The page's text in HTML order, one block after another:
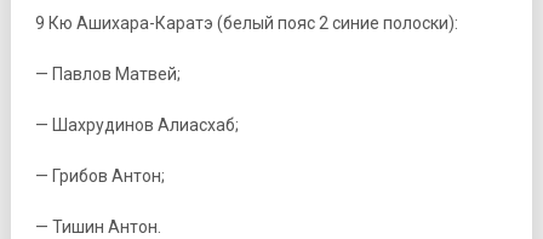
9 Кю Ашихара-Каратэ (белый пояс 2 синие полоски):
— Павлов Матвей;
— Шахрудинов Алиасхаб;
— Грибов Антон;
— Тишин Антон.